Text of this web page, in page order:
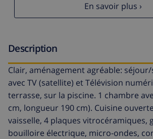
En savoir plus ›
Description
Clair, aménagement agréable:
avec TV (satellite) et Télévision
terrasse, sur la piscine. 1 chambre
cm, longueur 190 cm). Cuisine
vaisselle, 4 plaques vitrocéramiques,
bouilloire électrique, micro-ondes,